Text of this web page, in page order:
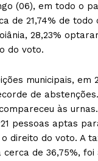
(06), em todo o
de 21,74% de todo
28,23%
do voto.
municipais, em
de
às
pessoas aptas
direito do voto. A
de 36,75%,